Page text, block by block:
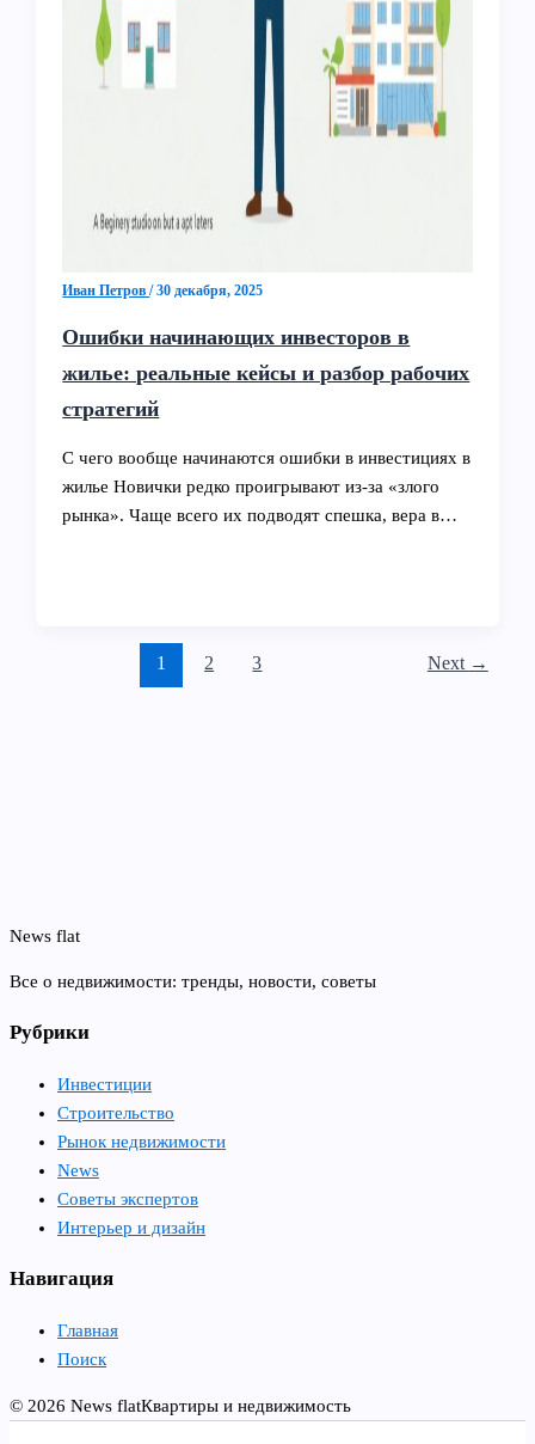
Иван Петров/30 декабря, 2025
Ошибки начинающих инвесторов в
жилье: реальные кейсы и разбор рабочих
стратегий
С чего вообще начинаются ошибки в инвестициях в
жилье Новички редко проигрывают из‑за «злого
рынка». Чаще всего их подводят спешка, вера в…
1 2 3 Next →
News flat
Все о недвижимости: тренды, новости, советы
Рубрики
Инвестиции
Строительство
Рынок недвижимости
News
Советы экспертов
Интерьер и дизайн
Навигация
Главная
Поиск
© 2026 News flatКвартиры и недвижимость